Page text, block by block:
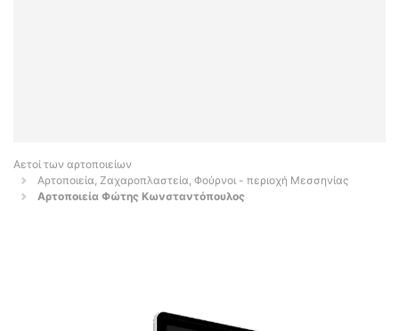
Αετοί των αρτοποιείων
Αρτοποιεία, Ζαχαροπλαστεία, Φούρνοι - περιοχή Μεσσηνίας
Αρτοποιεία Φώτης Κωνσταντόπουλος